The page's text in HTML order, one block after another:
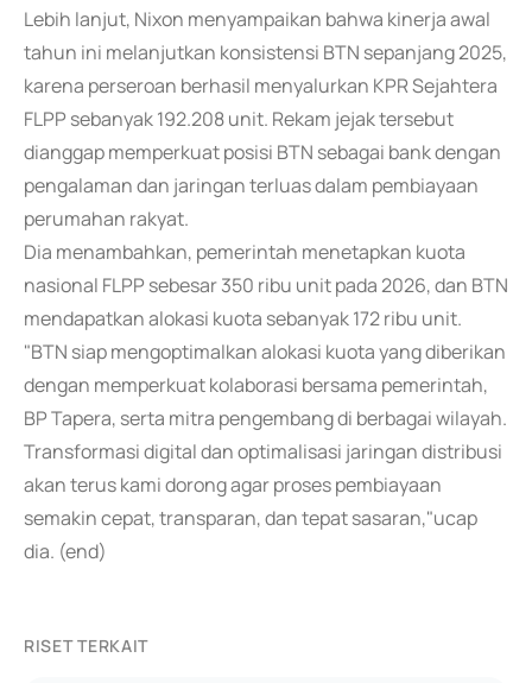
Lebih lanjut, Nixon menyampaikan bahwa kinerja awal
tahun ini melanjutkan konsistensi BTN sepanjang 2025,
karena perseroan berhasil menyalurkan KPR Sejahtera
FLPP sebanyak 192.208 unit. Rekam jejak tersebut
dianggap memperkuat posisi BTN sebagai bank dengan
pengalaman dan jaringan terluas dalam pembiayaan
perumahan rakyat.
Dia menambahkan, pemerintah menetapkan kuota
nasional FLPP sebesar 350 ribu unit pada 2026, dan BTN
mendapatkan alokasi kuota sebanyak 172 ribu unit.
"BTN siap mengoptimalkan alokasi kuota yang diberikan
dengan memperkuat kolaborasi bersama pemerintah,
BP Tapera, serta mitra pengembang di berbagai wilayah.
Transformasi digital dan optimalisasi jaringan distribusi
akan terus kami dorong agar proses pembiayaan
semakin cepat, transparan, dan tepat sasaran,"ucap
dia. (end)
RISET TERKAIT